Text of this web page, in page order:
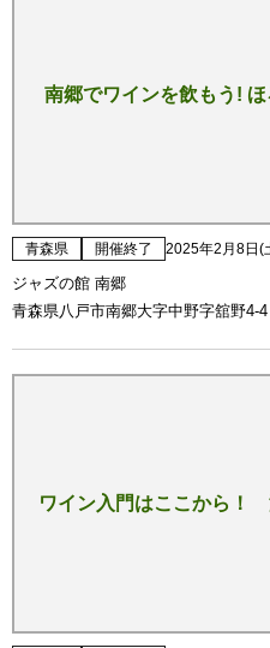
南郷でワインを飲もう!
青森県 開催終了 2025年2月8日(
ジャズの館 南郷
青森県八戸市南郷大字中野字舘野4-4
ワイン入門はここから！